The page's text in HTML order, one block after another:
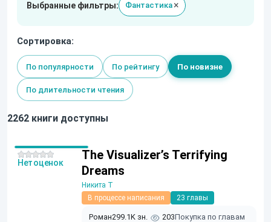
Выбранные фильтры: Фантастика ×
Сортировка:
По популярности По рейтингу По новизне
По длительности чтения
2262 книги доступны
The Visualizer’s Terrifying
Dreams
Никита Т
В процессе написания
23 главы
Роман299.1K зн. 203Покупка по главам
Нет оценок